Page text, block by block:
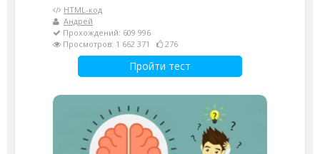
HTML-код
Андрей
Прохождений: 609 996
Просмотров: 1 662 371
276
Пройти тест